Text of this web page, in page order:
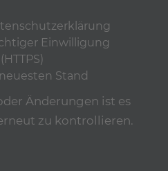
Einwilligung
Stand
Änderungen ist es
zu kontrollieren.